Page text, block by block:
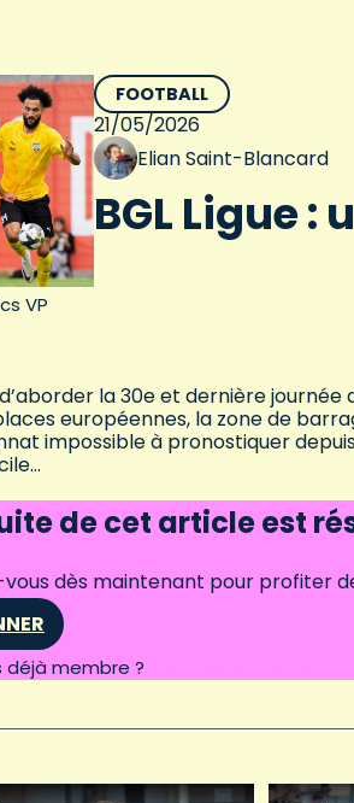
VP
FOOTBALL
21/05/2026
Elian Saint-Blancard
BGL Ligue
la 30e et dernière journée
européennes, la zone de
impossible à pronostiquer
de cet article est
dès maintenant pour profiter
déjà membre ?